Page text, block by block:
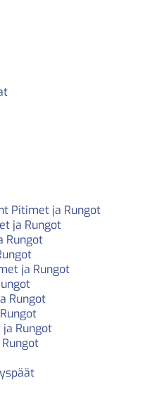
Pitimet ja Rungot
ja Rungot
Rungot
ja Rungot
Rungot
Rungot